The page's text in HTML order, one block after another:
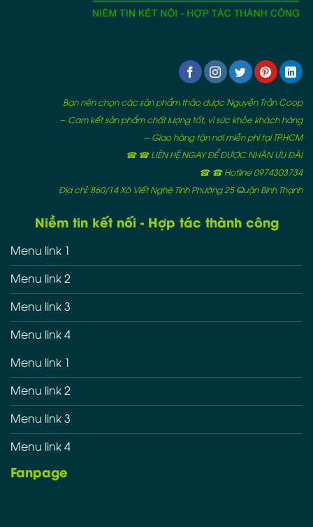
Bạn nên chọn các sản phẩm thảo dược Nguyễn Trần Coop
– Cam kết sản phẩm chất lượng tốt, vì sức khỏe khách hàng
– Giao hàng tận nơi miễn phí tại TP.HCM
☎ ☎ LIÊN HỆ NGAY ĐỂ ĐƯỢC NHẬN ƯU ĐÃI
☎ ☎ Hotline 0974303734
Địa chỉ: 860/14 Xô Viết Nghệ Tĩnh Phường 25 Quận Bình Thạnh
Niềm tin kết nối - Hợp tác thành công
Menu link 1
Menu link 2
Menu link 3
Menu link 4
Menu link 1
Menu link 2
Menu link 3
Menu link 4
Fanpage